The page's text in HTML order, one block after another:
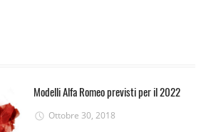
Modelli Alfa Romeo previsti per il 2022
Ottobre 30, 2018